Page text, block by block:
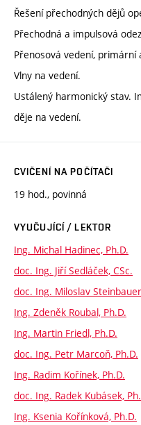
Řešení přechodných dějů
Přechodná a impulsová
Přenosová vedení,
Vlny na vedení.
Ustálený harmonický stav.
děje na vedení.
CVIČENÍ NA POČÍTAČI
19 hod., povinná
VYUČUJÍCÍ / LEKTOR
Ing. Michal Hadinec, Ph.D.
doc. Ing. Jiří Sedláček, CSc.
doc. Ing. Miloslav
Ing. Zdeněk Roubal, Ph.D.
Ing. Martin Friedl, Ph.D.
doc. Ing. Petr Marcoň, Ph.D.
Ing. Radim Kořínek, Ph.D.
doc. Ing. Radek Kubásek,
Ing. Ksenia Kořínková, Ph.D.